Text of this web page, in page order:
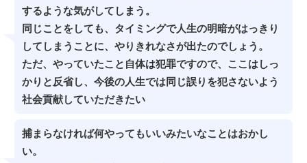
するような気がしてしまう。
同じことをしても、タイミングで人生の明暗がはっきり
してしまうことに、やりきれなさが出たのでしょう。
ただ、やっていたこと自体は犯罪ですので、ここはしっ
かりと反省し、今後の人生では同じ誤りを犯さないよう
社会貢献していただきたい
捕まらなければ何やってもいいみたいなことはおかし
い。